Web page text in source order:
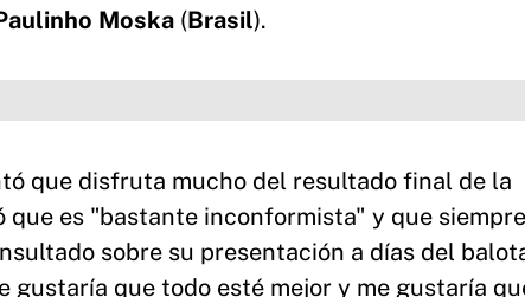
Moska (Brasil).
que disfruta mucho del resultado final de la
que es "bastante inconformista" y que siempre
sobre su presentación a días del
gustaría que todo esté mejor y me gustaría